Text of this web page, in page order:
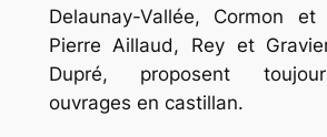
Delaunay-Vallée, Cormon
Pierre Aillaud, Rey et
Dupré, proposent
ouvrages en castillan.